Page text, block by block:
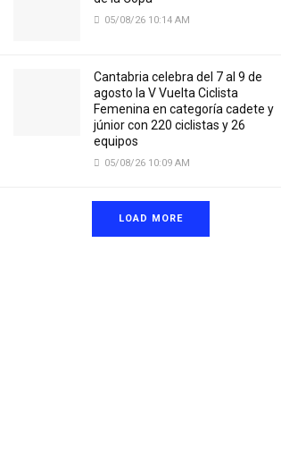
05/08/26 10:14 AM
Cantabria celebra del 7 al 9 de
agosto la V Vuelta Ciclista
Femenina en categoría cadete y
júnior con 220 ciclistas y 26
equipos
05/08/26 10:09 AM
LOAD MORE